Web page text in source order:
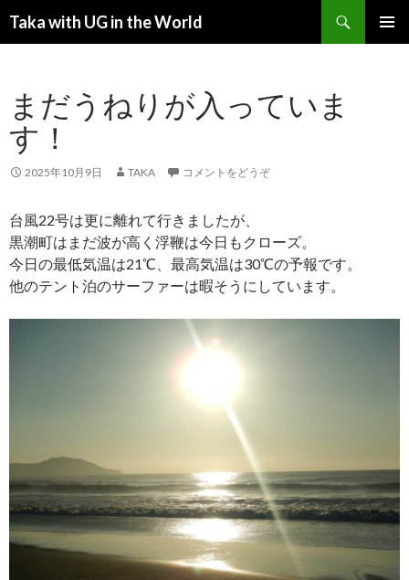
Taka with UG in the World
まだうねりが入っていま
す！
2025年10月9日 TAKA コメントをどうぞ
台風22号は更に離れて行きましたが、
黒潮町はまだ波が高く浮鞭は今日もクローズ。
今日の最低気温は21℃、最高気温は30℃の予報です。
他のテント泊のサーファーは暇そうにしています。